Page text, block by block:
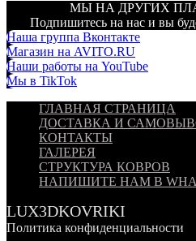
МЫ НА ДРУГИХ
Подпишитесь на нас и вы
Наша группа Вконтакте
Магазин на AVITO.RU
Наши работы на YouTube
Мы в TikTok
ГЛАВНАЯ СТРАНИЦА
ДОСТАВКА И
КОНТАКТЫ
ГАЛЕРЕЯ
СТРУКТУРА КОВРОВ
НАПИШИТЕ НАМ В
LUX3DKOVRIKI
Политика конфиденциальности